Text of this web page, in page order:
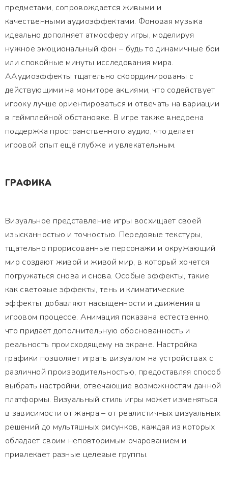
предметами, сопровождается живыми и
качественными аудиоэффектами. Фоновая музыка
идеально дополняет атмосферу игры, моделируя
нужное эмоциональный фон – будь то динамичные бои
или спокойные минуты исследования мира.
ААудиоэффекты тщательно скоординированы с
действующими на мониторе акциями, что содействует
игроку лучше ориентироваться и отвечать на вариации
в геймплейной обстановке. В игре также внедрена
поддержка пространственного аудио, что делает
игровой опыт ещё глубже и увлекательным.
ГРАФИКА
Визуальное представление игры восхищает своей
изысканностью и точностью. Передовые текстуры,
тщательно прорисованные персонажи и окружающий
мир создают живой и живой мир, в который хочется
погружаться снова и снова. Особые эффекты, такие
как световые эффекты, тень и климатические
эффекты, добавляют насыщенности и движения в
игровом процессе. Анимация показана естественно,
что придаёт дополнительную обоснованность и
реальность происходящему на экране. Настройка
графики позволяет играть визуалом на устройствах с
различной производительностью, предоставляя способ
выбрать настройки, отвечающие возможностям данной
платформы. Визуальный стиль игры может изменяться
в зависимости от жанра – от реалистичных визуальных
решений до мультяшных рисунков, каждая из которых
обладает своим неповторимым очарованием и
привлекает разные целевые группы.